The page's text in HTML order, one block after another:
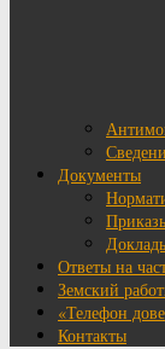
Документы
Ответы на
Земский
«Телефон
Контакты